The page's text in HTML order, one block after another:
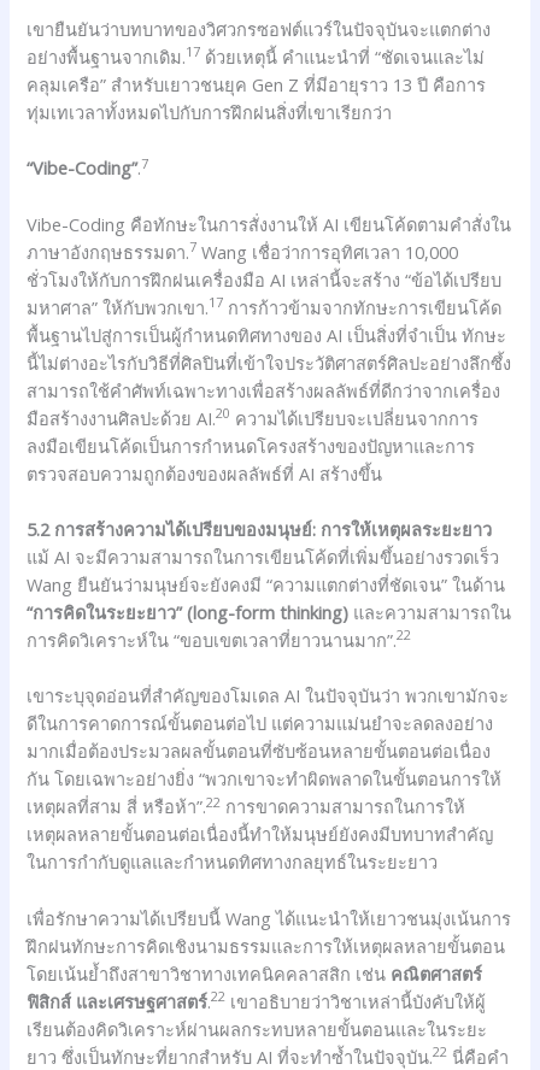
เขายืนยันว่าบทบาทของวิศวกรซอฟต์แวร์ในปัจจุบันจะแตกต่าง
อย่างพื้นฐานจากเดิม.17 ด้วยเหตุนี้ คำแนะนำที่ “ชัดเจนและไม่
คลุมเครือ” สำหรับเยาวชนยุค Gen Z ที่มีอายุราว 13 ปี คือการ
ทุ่มเทเวลาทั้งหมดไปกับการฝึกฝนสิ่งที่เขาเรียกว่า
“Vibe-Coding”.7
Vibe-Coding คือทักษะในการสั่งงานให้ AI เขียนโค้ดตามคำสั่งใน
ภาษาอังกฤษธรรมดา.7 Wang เชื่อว่าการอุทิศเวลา 10,000
ชั่วโมงให้กับการฝึกฝนเครื่องมือ AI เหล่านี้จะสร้าง “ข้อได้เปรียบ
มหาศาล” ให้กับพวกเขา.17 การก้าวข้ามจากทักษะการเขียนโค้ด
พื้นฐานไปสู่การเป็นผู้กำหนดทิศทางของ AI เป็นสิ่งที่จำเป็น ทักษะ
นี้ไม่ต่างอะไรกับวิธีที่ศิลปินที่เข้าใจประวัติศาสตร์ศิลปะอย่างลึกซึ้ง
สามารถใช้คำศัพท์เฉพาะทางเพื่อสร้างผลลัพธ์ที่ดีกว่าจากเครื่อง
มือสร้างงานศิลปะด้วย AI.20 ความได้เปรียบจะเปลี่ยนจากการ
ลงมือเขียนโค้ดเป็นการกำหนดโครงสร้างของปัญหาและการ
ตรวจสอบความถูกต้องของผลลัพธ์ที่ AI สร้างขึ้น
5.2 การสร้างความได้เปรียบของมนุษย์: การให้เหตุผลระยะยาว
แม้ AI จะมีความสามารถในการเขียนโค้ดที่เพิ่มขึ้นอย่างรวดเร็ว
Wang ยืนยันว่ามนุษย์จะยังคงมี “ความแตกต่างที่ชัดเจน” ในด้าน
“การคิดในระยะยาว” (long-form thinking) และความสามารถใน
การคิดวิเคราะห์ใน “ขอบเขตเวลาที่ยาวนานมาก”.22
เขาระบุจุดอ่อนที่สำคัญของโมเดล AI ในปัจจุบันว่า พวกเขามักจะ
ดีในการคาดการณ์ขั้นตอนต่อไป แต่ความแม่นยำจะลดลงอย่าง
มากเมื่อต้องประมวลผลขั้นตอนที่ซับซ้อนหลายขั้นตอนต่อเนื่อง
กัน โดยเฉพาะอย่างยิ่ง “พวกเขาจะทำผิดพลาดในขั้นตอนการให้
เหตุผลที่สาม สี่ หรือห้า”.22 การขาดความสามารถในการให้
เหตุผลหลายขั้นตอนต่อเนื่องนี้ทำให้มนุษย์ยังคงมีบทบาทสำคัญ
ในการกำกับดูแลและกำหนดทิศทางกลยุทธ์ในระยะยาว
เพื่อรักษาความได้เปรียบนี้ Wang ได้แนะนำให้เยาวชนมุ่งเน้นการ
ฝึกฝนทักษะการคิดเชิงนามธรรมและการให้เหตุผลหลายขั้นตอน
โดยเน้นย้ำถึงสาขาวิชาทางเทคนิคคลาสสิก เช่น คณิตศาสตร์
ฟิสิกส์ และเศรษฐศาสตร์.22 เขาอธิบายว่าวิชาเหล่านี้บังคับให้ผู้
เรียนต้องคิดวิเคราะห์ผ่านผลกระทบหลายขั้นตอนและในระยะ
ยาว ซึ่งเป็นทักษะที่ยากสำหรับ AI ที่จะทำซ้ำในปัจจุบัน.22 นี่คือคำ